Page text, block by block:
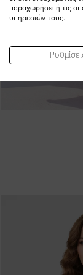
παραχωρήσει ή τις
υπηρεσιών τους.